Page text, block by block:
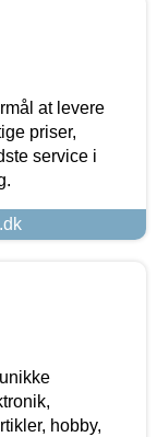
at levere
priser,
service i
hobby,